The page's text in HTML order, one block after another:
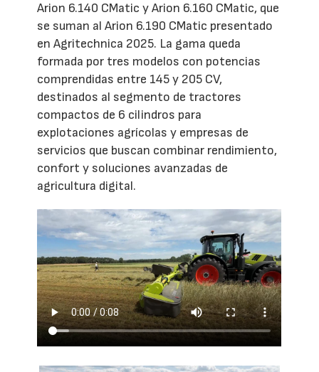
Arion 6.140 CMatic y Arion 6.160 CMatic, que
se suman al Arion 6.190 CMatic presentado
en Agritechnica 2025. La gama queda
formada por tres modelos con potencias
comprendidas entre 145 y 205 CV,
destinados al segmento de tractores
compactos de 6 cilindros para
explotaciones agrícolas y empresas de
servicios que buscan combinar rendimiento,
confort y soluciones avanzadas de
agricultura digital.